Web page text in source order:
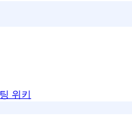
위키